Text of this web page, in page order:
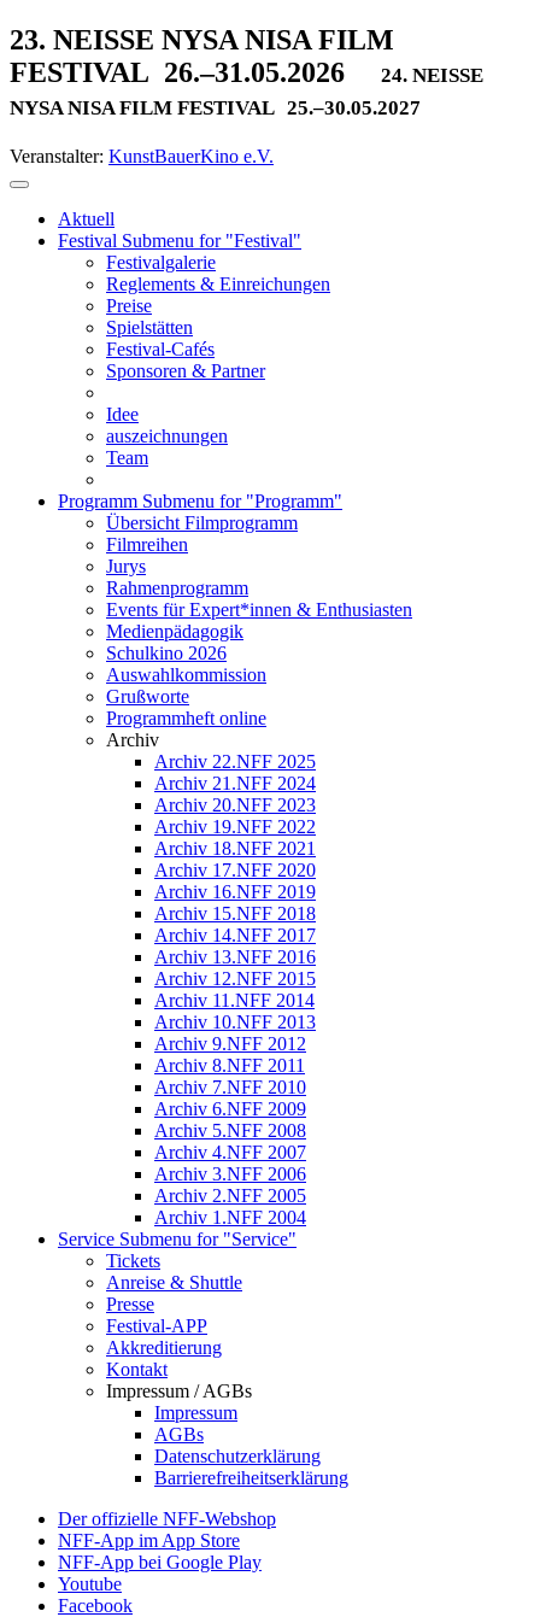
23. NEISSE NYSA NISA FILM
FESTIVAL 26.–31.05.2026
24. NEISSE
NYSA NISA FILM FESTIVAL 25.–30.05.2027
Veranstalter: KunstBauerKino e.V.
Aktuell
Festival Submenu for "Festival"
Festivalgalerie
Reglements & Einreichungen
Preise
Spielstätten
Festival-Cafés
Sponsoren & Partner
Idee
auszeichnungen
Team
Programm Submenu for "Programm"
Übersicht Filmprogramm
Filmreihen
Jurys
Rahmenprogramm
Events für Expert*innen & Enthusiasten
Medienpädagogik
Schulkino 2026
Auswahlkommission
Grußworte
Programmheft online
Archiv
Archiv 22.NFF 2025
Archiv 21.NFF 2024
Archiv 20.NFF 2023
Archiv 19.NFF 2022
Archiv 18.NFF 2021
Archiv 17.NFF 2020
Archiv 16.NFF 2019
Archiv 15.NFF 2018
Archiv 14.NFF 2017
Archiv 13.NFF 2016
Archiv 12.NFF 2015
Archiv 11.NFF 2014
Archiv 10.NFF 2013
Archiv 9.NFF 2012
Archiv 8.NFF 2011
Archiv 7.NFF 2010
Archiv 6.NFF 2009
Archiv 5.NFF 2008
Archiv 4.NFF 2007
Archiv 3.NFF 2006
Archiv 2.NFF 2005
Archiv 1.NFF 2004
Service Submenu for "Service"
Tickets
Anreise & Shuttle
Presse
Festival-APP
Akkreditierung
Kontakt
Impressum / AGBs
Impressum
AGBs
Datenschutzerklärung
Barrierefreiheitserklärung
Der offizielle NFF-Webshop
NFF-App im App Store
NFF-App bei Google Play
Youtube
Facebook